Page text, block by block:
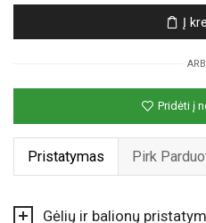
rožių
Į
Pridėti į
Pristatymas Pirk
Gėlių ir balionų